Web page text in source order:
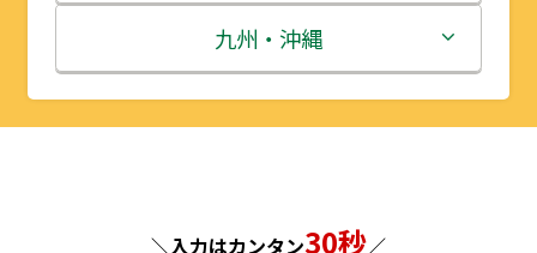
秋田県
山形県
埼玉県
千葉県
神奈川県
石川県
福井県
長野県
滋賀県
京都府
兵庫県
鳥取県
島根県
広島県
九州・沖縄
福岡県
長崎県
＼入力はカンタン30秒／